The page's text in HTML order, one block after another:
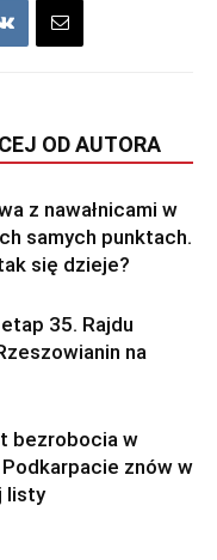
OD AUTORA
z nawałnicami w
samych punktach.
się dzieje?
35. Rajdu
na
bezrobocia w
znów w
listy